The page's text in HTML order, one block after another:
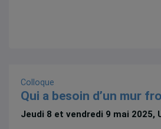
Colloque
Qui a besoin d’un mur
Jeudi 8 et vendredi 9 mai 2025,